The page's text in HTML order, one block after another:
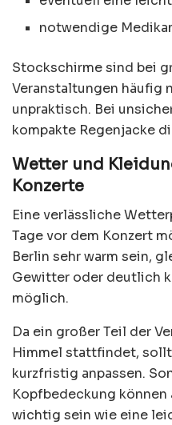
notwendige
Stockschirme sind bei
Veranstaltungen häufig
unpraktisch. Bei
kompakte Regenjacke
Wetter und
Konzerte
Eine verlässliche
Tage vor dem Konzert
Berlin sehr warm sein,
Gewitter oder deutlich
möglich.
Da ein großer Teil der
Himmel stattfindet,
kurzfristig anpassen.
Kopfbedeckung
wichtig sein wie eine